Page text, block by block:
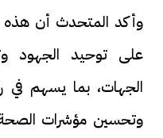
وأكد المتحدث أن هذه
على توحيد الجهود
الجهات، بما يسهم في
وتحسين مؤشرات الصحة